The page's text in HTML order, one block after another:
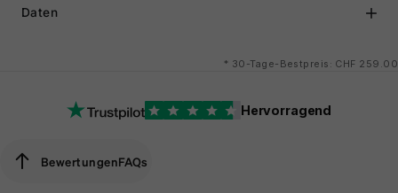
Daten
* 30-Tage-Bestpreis: CHF 259.00
Hervorragend
BewertungenFAQs